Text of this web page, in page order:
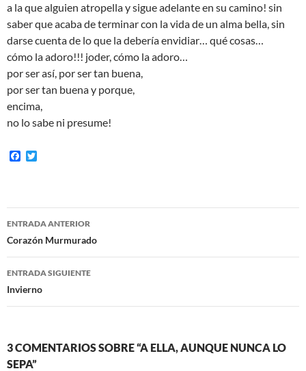
a la que alguien atropella y sigue adelante en su camino! sin
saber que acaba de terminar con la vida de un alma bella, sin
darse cuenta de lo que la debería envidiar… qué cosas…
cómo la adoro!!! joder, cómo la adoro…
por ser así, por ser tan buena,
por ser tan buena y porque,
encima,
no lo sabe ni presume!
F
o
o
e
r
Navegación
de
entradas
ENTRADA ANTERIOR
Corazón Murmurado
ENTRADA SIGUIENTE
Invierno
3 COMENTARIOS SOBRE “A ELLA, AUNQUE NUNCA LO
SEPA”